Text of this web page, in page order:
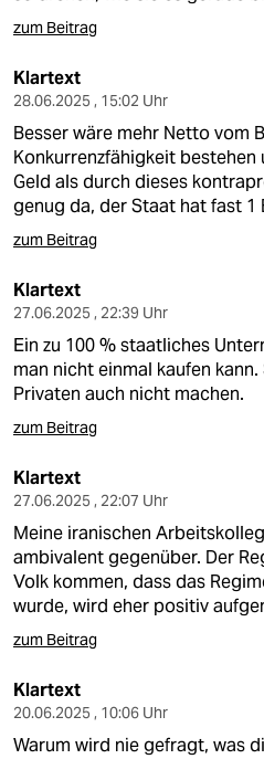
zum Beitrag
Klartext
28.06.2025 , 15:02 Uhr
Besser wäre mehr Netto vom
Konkurrenzfähigkeit
Geld als durch dieses
genug da, der Staat hat fast 1
zum Beitrag
Klartext
27.06.2025 , 22:39 Uhr
Ein zu 100 % staatliches
man nicht einmal kaufen
Privaten auch nicht machen.
zum Beitrag
Klartext
27.06.2025 , 22:07 Uhr
Meine iranischen
ambivalent gegenüber. Der
Volk kommen, dass das
wurde, wird eher positiv
zum Beitrag
Klartext
20.06.2025 , 10:06 Uhr
Warum wird nie gefragt, was